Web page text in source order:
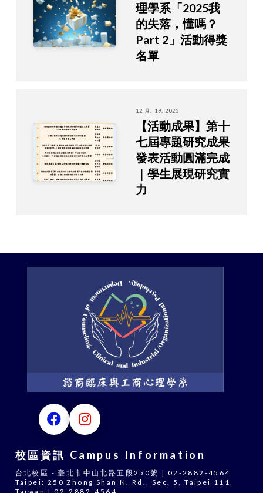
理學系「2025我
的失落，懂嗎？
Part 2」活動得獎
名單
12 月. 19, 2025
【活動成果】第十
七屆專題研究成果
發表活動圓滿完成
｜學生展現研究實
力
校區資訊 Campus Information
台北校區 - 臺北市中山北路五段250號 | 02-2882-4564
Taipei: 250 Zhong Shan N. Rd., Sec. 5, Taipei 111,